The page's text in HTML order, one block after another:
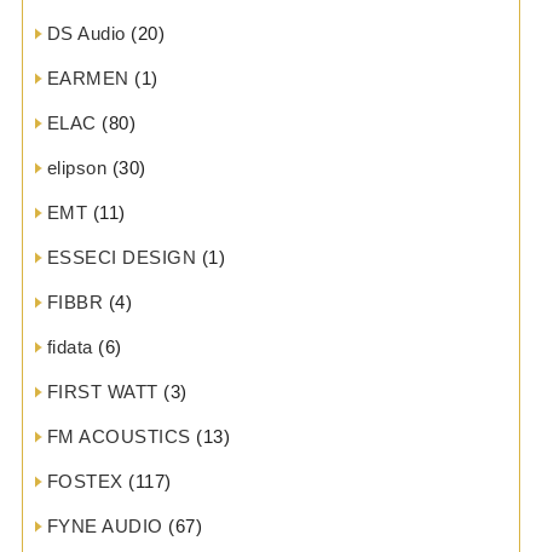
DS Audio (20)
EARMEN (1)
ELAC (80)
elipson (30)
EMT (11)
ESSECI DESIGN (1)
FIBBR (4)
fidata (6)
FIRST WATT (3)
FM ACOUSTICS (13)
FOSTEX (117)
FYNE AUDIO (67)